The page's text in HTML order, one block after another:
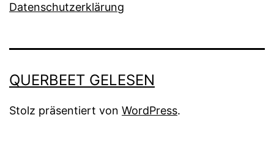
Datenschutzerklärung
QUERBEET GELESEN
Stolz präsentiert von WordPress.